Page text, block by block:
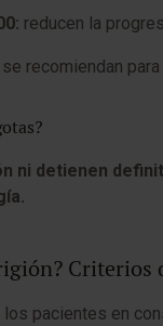
reducen la
recomiendan
ni detienen
Criterios
los pacientes en